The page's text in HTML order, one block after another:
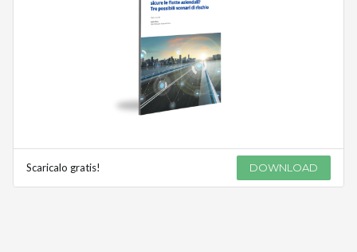
Scaricalo gratis! DOWNLOAD